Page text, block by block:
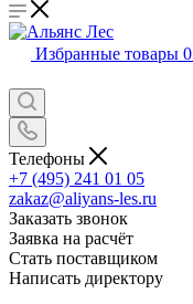
Избранные товары 0
Телефоны
+7 (495) 241 01 05
zakaz@aliyans-les.ru
Заказать звонок
Заявка на расчёт
Стать поставщиком
Написать директору